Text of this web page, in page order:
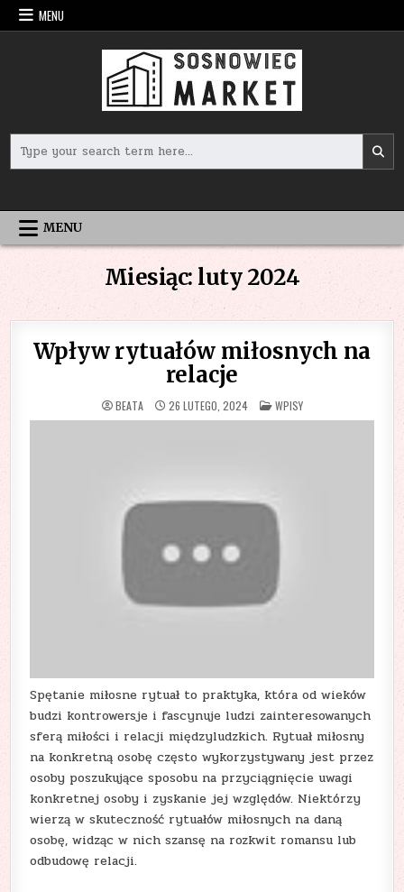
Skip
to
MENU
for:
MENU
Miesiąc: luty 2024
Wpływ rytuałów miłosnych na
relacje
BEATA 26 LUTEGO, 2024 POSTED
IN
WPISY
Spętanie miłosne rytuał to praktyka, która od wieków
budzi kontrowersje i fascynuje ludzi zainteresowanych
sferą miłości i relacji międzyludzkich. Rytuał miłosny
na konkretną osobę często wykorzystywany jest przez
osoby poszukujące sposobu na przyciągnięcie uwagi
konkretnej osoby i zyskanie jej względów. Niektórzy
wierzą w skuteczność rytuałów miłosnych na daną
osobę, widząc w nich szansę na rozkwit romansu lub
odbudowę relacji.